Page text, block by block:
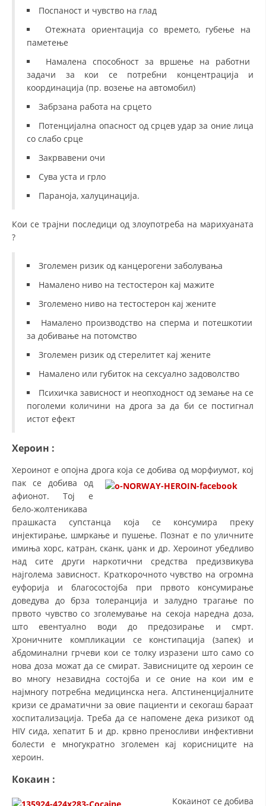
ОРГАНИЗАЦИЈА И РАЗВОЈ
СОБРАНИЕ
ДИСЕМИНАЦИЈА
MЕЃУНАРОДНО ХУМАНИТАРНО ПРАВО
СОЦИЈАЛНО ХУМАНИТАРНА ДЕЈНОСТ
СПАСИТЕЛНА СТАНИЦА ВОДНО
ПРОЕКТИ – ПОДГОТВЕНОСТ И ДЕЈСТВУВАЊЕ ПРИ КАТАСТРОФИ
ОДНОСИ СО ЈАВНОСТ
ИСТРАЖУВАЊЕ НА ЈАВНО МИСЛЕЊЕ
МЕЃУНАРОДНА СОРАБОТКА
ДОГОВОРИ
ЗНАЧЕЊЕ НА СЛУЖБАТА ЗА БАРАЊЕ
ЗДРАВСТВЕНО ПРЕВЕНТИВНА ДЕЈНОСТ
ПРВА ПОМОШ
МЕНАЏМЕНТ НА ВОЛОНТЕРИ
ЗА НАС
ДЕЈСТВУВАЊЕ
ПРИРАЧНИЦИ
СТРАТЕГИИ
ЕДУКАТИВНО ИНФОРМАТИВНИ МАТЕРИЈАЛИ
Поспаност и чувство на глад
Отежната ориентација со времето, губење на
паметење
Намалена способност за вршење на работни
задачи за кои се потребни концентрација и
координација (пр. возење на автомобил)
Забрзана работа на срцето
Потенцијална опасност од срцев удар за оние лица
со слабо срце
Закрвавени очи
Сува уста и грло
Параноја, халуцинација.
Кои се трајни последици од злоупотреба на марихуаната
?
Зголемен ризик од канцерогени заболувања
Намалено ниво на тестостерон кај мажите
Зголемено ниво на тестостерон кај жените
Намалено производство на сперма и потешкотии
за добивање на потомство
Зголемен ризик од стерелитет кај жените
Намалено или губиток на сексуално задоволство
Психичка зависност и неопходност од земање на се
поголеми количини на дрога за да би се постигнал
истот ефект
Хероин :
Хероинот е опојна дрога која се добива од морфиумот, кој
пак се добива од
афионот. Тој е
бело-жолтеникава
прашкаста супстанца која се консумира преку
инјектирање, шмркање и пушење. Познат е по уличните
имиња хорс, катран, сканк, џанк и др. Хероинот убедливо
над сите други наркотични средства предизвикува
најголема зависност. Краткорочното чувство на огромна
еуфорија и благосостојба при првото консумирање
доведува до брза толеранција и залудно трагање по
првото чувство со зголемување на секоја наредна доза,
што евентуално води до предозирање и смрт.
Хроничните компликации се констипација (запек) и
абдоминални грчеви кои се толку изразени што само со
нова доза можат да се смират. Зависниците од хероин се
во многу незавидна состојба и се оние на кои им е
најмногу потребна медицинска нега. Апстиненцијалните
кризи се драматични за овие пациенти и секогаш бараат
хоспитализација. Треба да се напомене дека ризикот од
HIV сида, хепатит Б и др. крвно преносливи инфективни
болести е многукратно зголемен кај корисниците на
хероин.
Кокаин :
Кокаинот се добива